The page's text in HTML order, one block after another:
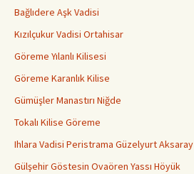
Bağlıdere Aşk Vadisi
Kızılçukur Vadisi Ortahisar
Göreme Yılanlı Kilisesi
Göreme Karanlık Kilise
Gümüşler Manastırı Niğde
Tokalı Kilise Göreme
Ihlara Vadisi Peristrama Güzelyurt Aksaray
Gülşehir Göstesin Ovaören Yassı Höyük